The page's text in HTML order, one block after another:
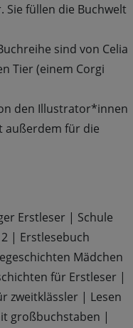
füllen die Buchwelt
sind von Celia
Tier (einem Corgi
den Illustrator*innen
außerdem für die
Erstleser| Schule
| Erstlesebuch
Mädchen
für Erstleser|
zweitklässler| Lesen
großbuchstaben |